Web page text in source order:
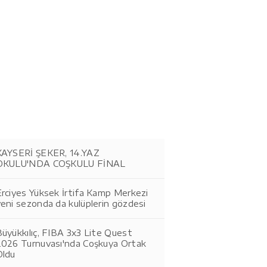
ŞEKER, 14.YAZ
COŞKULU FİNAL
Yüksek İrtifa Kamp Merkezi
sezonda da kulüplerin gözdesi
FIBA 3x3 Lite Quest
Turnuvası'nda Coşkuya Ortak